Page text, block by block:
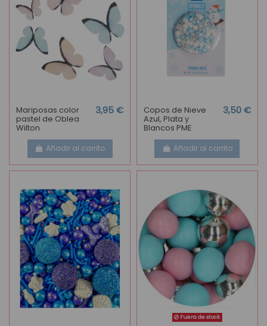
Mariposas color
pastel de Oblea
Wilton
3,95 €
Añadir al carrito
Copos de Nieve
Azul, Plata y
Blancos PME
3,50 €
Añadir al carrito
Fuera de stock